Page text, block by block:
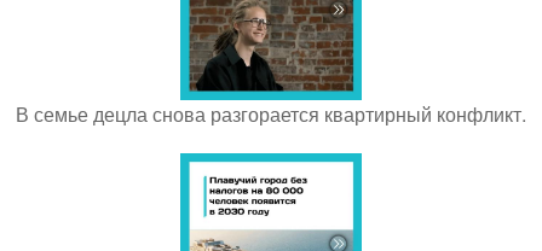
В семье децла снова разгорается квартирный конфликт.